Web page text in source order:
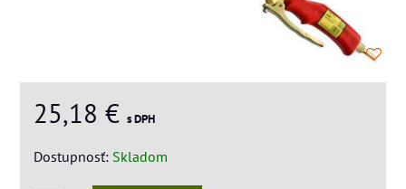
25,18 € s DPH
Dostupnosť: Skladom